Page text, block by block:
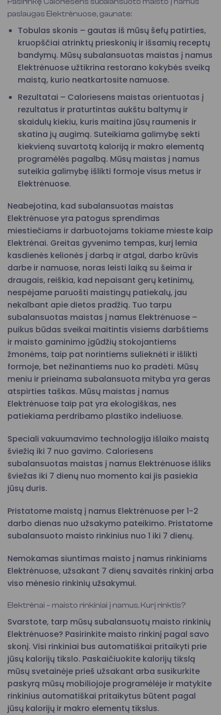
paslaugas Elektrėnuose, gaunate:
Tobulas skonis – gautas iš mūsų šefų patirties,
kruopščiai atrinktų prieskonių ir išsamių receptų
bandymų. Mūsų subalansuotas maistas į namus
Elektrėnuose užtikrina restorano kokybės sveiką
maistą, kurio neatkartosite namuose.
Rezultatai – Caloriesens maistas orientuotas į
rezultatus ir praturtintas aukštu baltymų ir
skaidulų kiekiu, kuris maitina jūsų raumenis ir
skatina jų augimą. Suteikiama galimybę sekti
kiekvieną suvartotą kaloriją ir makro elementą
programėlės pagalbą. Mūsų maistas į namus
suteikia galimybę išlikti formoje visus metus ir
Elektrėnuose.
Neabejotina, kad subalansuotas maistas
Elektrėnuose yra patogus sprendimas
miestiečiams ir darbuotojams tokiame mieste kaip
Elektrėnai. Greitas gyvenimo tempas, kurį lemia
kasdienės kelionės į darbą ir atgal, darbo krūvis
darbe ir namuose, noras leisti laiką su šeima ir
draugais, reiškia, kad nepaisant gerų ketinimų,
nespėjame paruošti maistingų patiekalų, jau
nekalbant apie dietos pradžią. Tuo tarpu
subalansuotas maistas į namus Elektrėnuose –
puikus būdas sveikai maitintis visiems darbštiems
ir maisto gaminimo įgūdžių stokojantiems
žmonėms, taip pat norintiems sulieknėti ir išlikti
formoje, bet nežinantiems nuo ko pradėti. Mūsų
meniu ir prieinama subalansuota mityba yra geras
atspirties taškas. Mūsų maistas į namus
Elektrėnuose taip pat yra ekologiškas, nes
patiekiama perdribamo plastiko indeliuose.
Speciali vakuumavimo technologija išlaiko maistą
šviežią iki 7 nuo gavimo. Caloriesens
subalansuotas maistas į namus Elektrėnuose išliks
šviežas iki 7 dienų nuo momento kai jis pasiekia
jūsų duris.
Pristatome maistą į namus Elektrėnuose per 1-2
darbo dienas nuo užsakymo pateikimo. Pristatome
subalansuoto maisto rinkinius nuo 1 iki 7 dienų.
Nemokamas siuntimas maisto į namus rinkiniams
Elektrėnuose, užsakant 7 dienų savaitės rinkinį arba
viso mėnesio rinkinių užsakymui.
Elektrėnai – maisto rinkiniai į namus. Kurį rinktis?
Svarstote, tarp mūsų subalansuotų maisto rinkinių
Elektrėnuose? Pasirinkite maisto rinkinį pagal savo
skonį. Visi rinkiniai bus automatiškai pritaikyti prie
jūsų kalorijų tikslo. Paskaičiuokite kalorijų tikslą
mūsų svetainėje prieš užsakant arba susikurkite
paskyrą mūsų mobiliojoje programėlėje ir matykite
rinkinius automatiškai pritaikytus būtent pagal
jūsų kalorijų ir makro elementų tikslus.